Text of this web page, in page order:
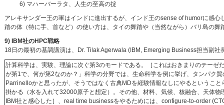
6) マハーバーラタ、人生の至高の掟
アレキサンダー王の軍はインドに進出するが、インド王のsense of humorに感
踏の体（特に手、首など）の使い方は、タイの舞踏や（当然ながら）バリ島の
9) IBM社のHPC戦略
18日の最初の基調講演は、Dr. Tilak Agerwala (IBM, Emerging Business担当副
計算科学は、実験、理論に次ぐ第3のモードである。［これはおきまりのテーゼ
が第1で、何が第2なのか？」科学の分野では、生命科学を例に挙げ、タンパク
Parrinelloかと思ったが、そうではなく古典MDを経験情報なしにやるというこ
掛かる（水を入れて32000原子と想定）。その他、材料、気候、核融合、天体
IBM社と感心した］、real time businessをやるためには、configure-to-order